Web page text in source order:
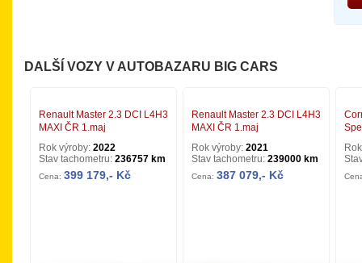
DALŠÍ VOZY V AUTOBAZARU BIG CARS
Renault Master 2.3 DCI L4H3
MAXI ČR 1.maj
Rok výroby: 2022
Stav tachometru: 236757 km
Cena: 399 179,- Kč
Renault Master 2.3 DCI L4H3
MAXI ČR 1.maj
Rok výroby: 2021
Stav tachometru: 239000 km
Cena: 387 079,- Kč